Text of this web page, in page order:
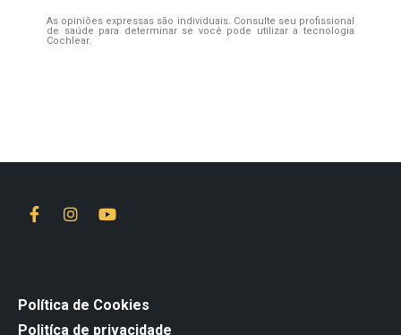
As opiniões expressas são individuais. Consulte seu profissional
de saúde para determinar se você pode utilizar a tecnologia
Cochlear.
Política de Cookies
Politíca de privacidade